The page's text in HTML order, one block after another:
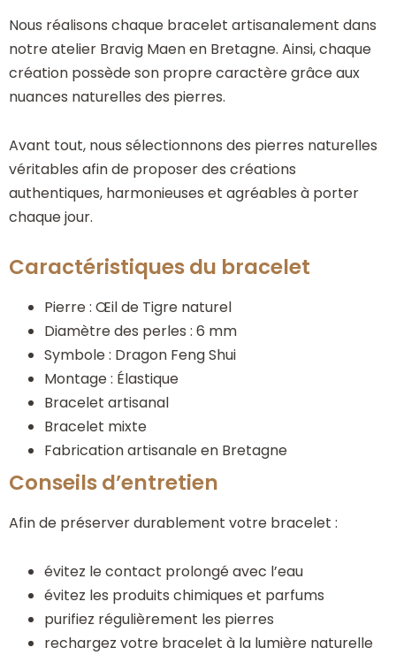
Nous réalisons chaque bracelet artisanalement dans
notre atelier Bravig Maen en Bretagne. Ainsi, chaque
création possède son propre caractère grâce aux
nuances naturelles des pierres.
Avant tout, nous sélectionnons des pierres naturelles
véritables afin de proposer des créations
authentiques, harmonieuses et agréables à porter
chaque jour.
Caractéristiques du bracelet
Pierre : Œil de Tigre naturel
Diamètre des perles : 6 mm
Symbole : Dragon Feng Shui
Montage : Élastique
Bracelet artisanal
Bracelet mixte
Fabrication artisanale en Bretagne
Conseils d’entretien
Afin de préserver durablement votre bracelet :
évitez le contact prolongé avec l’eau
évitez les produits chimiques et parfums
purifiez régulièrement les pierres
rechargez votre bracelet à la lumière naturelle